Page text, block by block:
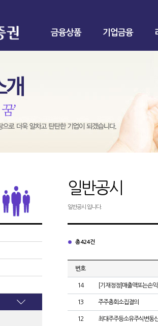
금융상품 기업금융
일반공시
일반공시 입니다.
총 424건
번호
14 [기재정정]매출액또는손
13 주주총회소집결의
12 최대주주등소유주식변동